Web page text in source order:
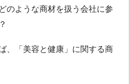
のような商材を扱う会社に参
、「美容と健康」に関する商